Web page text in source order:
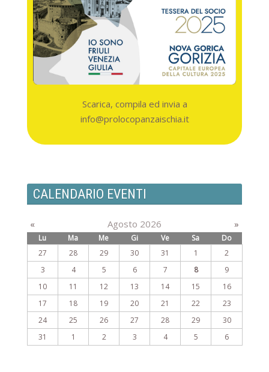
Scarica, compila ed invia a
info@prolocopanzaischia.it
CALENDARIO EVENTI
« Agosto 2026 »
Lu Ma Me Gi Ve Sa
Do
27
28 29 30 31 1
2
3
4 5 6 7 8
9
10
11 12 13 14 15
16
17
18 19 20 21 22
23
24
25 26 27 28 29
30
31
1 2 3 4 5 6